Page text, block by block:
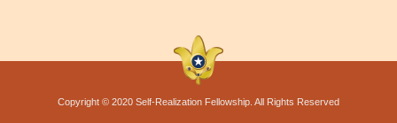
Copyright © 2020 Self-Realization Fellowship. All Rights Reserved